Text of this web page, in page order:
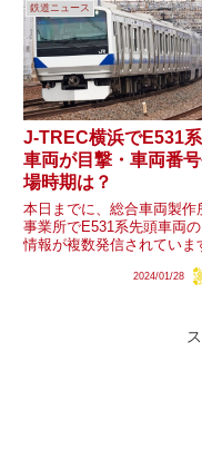
改造は初めてのことです。
て今回1421編成...
鉄道ニュース
J-TREC横浜でE531
車両が目撃・車両番
場時期は？
本日までに、総合車両製作
事業所でE531系先頭車両
情報が複数発信されていま
の10号車となることが見込
2024/01/28